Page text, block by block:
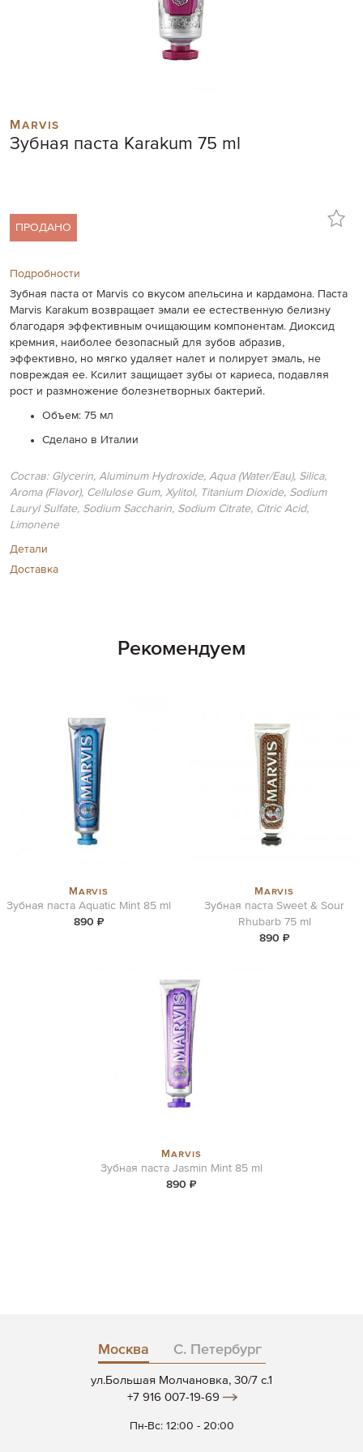
to
beginning
gallery
Marvis
Зубная паста Karakum 75 ml
ПРОДАНО
Подробности
Зубная паста от Marvis со вкусом апельсина и кардамона. Паста
Marvis Karakum возвращает эмали ее естественную белизну
благодаря эффективным очищающим компонентам. Диоксид
кремния, наиболее безопасный для зубов абразив,
эффективно, но мягко удаляет налет и полирует эмаль, не
повреждая ее. Ксилит защищает зубы от кариеса, подавляя
рост и размножение болезнетворных бактерий.
Объем: 75 мл
Сделано в Италии
Состав: Glycerin, Aluminum Hydroxide, Aqua (Water/Eau), Silica,
Aroma (Flavor), Cellulose Gum, Xylitol, Titanium Dioxide, Sodium
Lauryl Sulfate, Sodium Saccharin, Sodium Citrate, Citric Acid,
Limonene
Детали
Доставка
Рекомендуем
Marvis
Зубная паста Aquatic Mint 85 ml
890 ₽
Marvis
Зубная паста Sweet & Sour
Rhubarb 75 ml
890 ₽
Marvis
Зубная паста Jasmin Mint 85 ml
890 ₽
Москва С. Петербург
ул.Большая Молчановка, 30/7 c.1
+7 916 007-19-69
Пн-Вс: 12:00 - 20:00